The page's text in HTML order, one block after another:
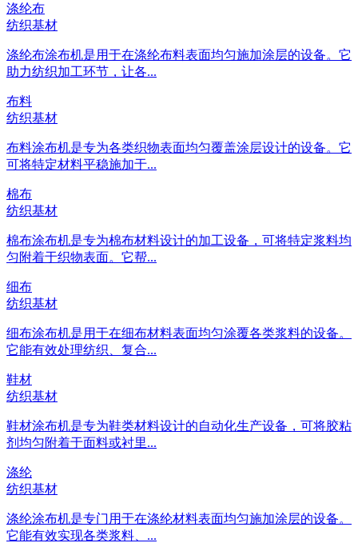
涤纶布
纺织基材
涤纶布涂布机是用于在涤纶布料表面均匀施加涂层的设备。它
助力纺织加工环节，让各...
布料
纺织基材
布料涂布机是专为各类织物表面均匀覆盖涂层设计的设备。它
可将特定材料平稳施加于...
棉布
纺织基材
棉布涂布机是专为棉布材料设计的加工设备，可将特定浆料均
匀附着于织物表面。它帮...
细布
纺织基材
细布涂布机是用于在细布材料表面均匀涂覆各类浆料的设备。
它能有效处理纺织、复合...
鞋材
纺织基材
鞋材涂布机是专为鞋类材料设计的自动化生产设备，可将胶粘
剂均匀附着于面料或衬里...
涤纶
纺织基材
涤纶涂布机是专门用于在涤纶材料表面均匀施加涂层的设备。
它能有效实现各类浆料、...